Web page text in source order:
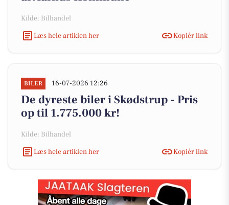
Kilde: Bilhandel
Læs hele artiklen her
Kopiér link
BILER 16-07-2026 12:26
De dyreste biler i Skødstrup - Pris
op til 1.775.000 kr!
Kilde: Bilhandel
Læs hele artiklen her
Kopiér link